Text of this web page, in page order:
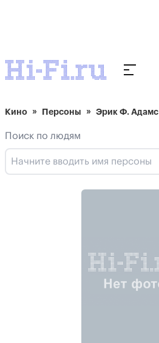
Кино Персоны Эрик Ф. Адамс
Поиск по людям